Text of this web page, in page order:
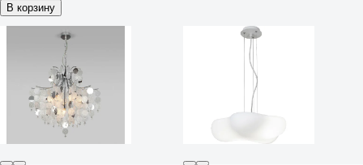
В корзину